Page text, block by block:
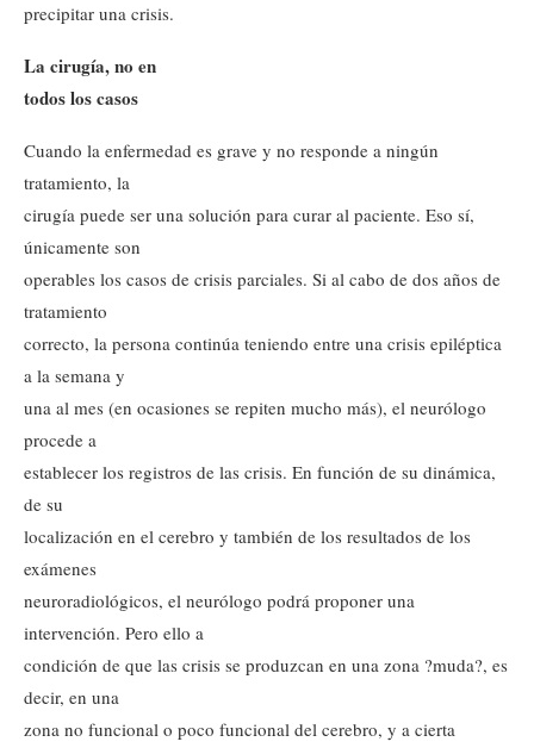
precipitar una crisis.
La cirugía, no en
todos los casos
Cuando la enfermedad es grave y no responde a ningún
tratamiento, la
cirugía puede ser una solución para curar al paciente. Eso sí,
únicamente son
operables los casos de crisis parciales. Si al cabo de dos años de
tratamiento
correcto, la persona continúa teniendo entre una crisis epiléptica
a la semana y
una al mes (en ocasiones se repiten mucho más), el neurólogo
procede a
establecer los registros de las crisis. En función de su dinámica,
de su
localización en el cerebro y también de los resultados de los
exámenes
neuroradiológicos, el neurólogo podrá proponer una
intervención. Pero ello a
condición de que las crisis se produzcan en una zona ?muda?, es
decir, en una
zona no funcional o poco funcional del cerebro, y a cierta